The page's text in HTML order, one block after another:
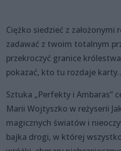
Ciężko siedzieć z założonymi
zadawać z twoim totalnym
przekroczyć granice
pokazać, kto tu rozdaje
Sztuka „Perfekty i Ambaras”
Marii Wojtyszko w reżyserii
magicznych światów i
bajka drogi, w której